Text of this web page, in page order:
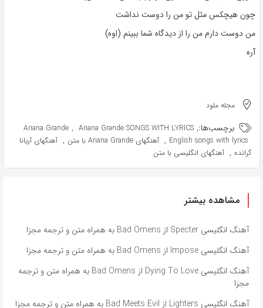
چون هیچکس مثل تو من را دوست نداشت
من دوست دارم من را از دیدگاه شما ببینم (اوه)
آره
مجله ملود
برچسب‌ها: Ariana Grande , Ariana Grande SONGS WITH LYRICS ,
English songs with lyrics
, آهنگهای Ariana Grande با متن , آهنگهای آریانا
گرانده , آهنگهای انگلیسی با متن
مشاهده بیشتر
آهنگ انگلیسی Specter از Bad Omens به همراه متن و ترجمه مجزا
آهنگ انگلیسی Impose از Bad Omens به همراه متن و ترجمه مجزا
آهنگ انگلیسی Dying To Love از Bad Omens به همراه متن و ترجمه
مجزا
آهنگ انگلیسی Lighters از Bad Meets Evil به همراه متن و ترجمه مجزا